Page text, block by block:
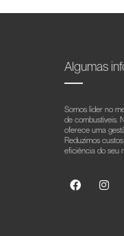
Algumas
Somos líder no
de combustíveis.
oferece uma
Reduzimos
eficiência do seu